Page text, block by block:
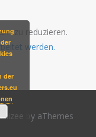
zu reduzieren.
werden.
Alizee by aThemes
der